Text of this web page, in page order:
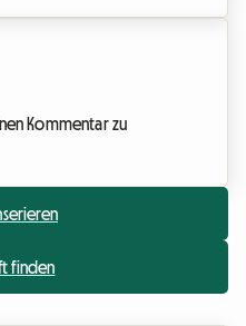
Kommentar zu
finden